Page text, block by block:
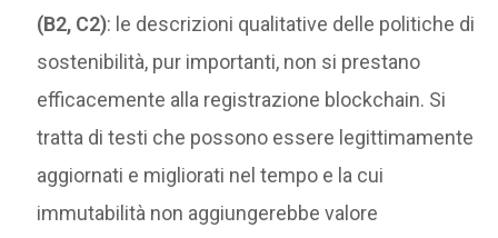
(B2, C2): le descrizioni qualitative delle politiche di
sostenibilità, pur importanti, non si prestano
efficacemente alla registrazione blockchain. Si
tratta di testi che possono essere legittimamente
aggiornati e migliorati nel tempo e la cui
immutabilità non aggiungerebbe valore